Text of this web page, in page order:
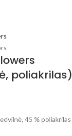
poliakrilas)
45 % poliakrilas